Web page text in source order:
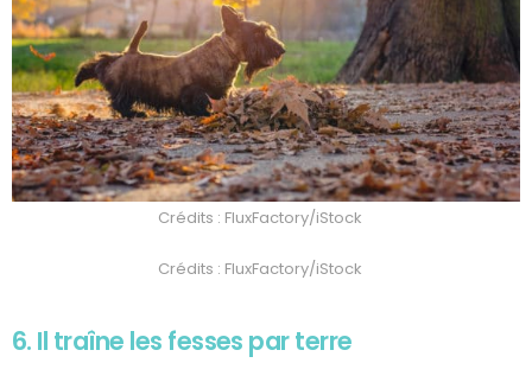
Crédits : FluxFactory/iStock
Crédits : FluxFactory/iStock
6. Il traîne les fesses par terre